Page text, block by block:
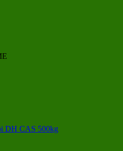
DH CAS 500kg